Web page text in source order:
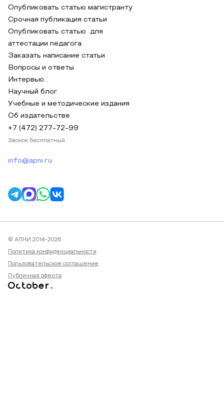
Опубликовать статью магистранту
Срочная публикация статьи
Опубликовать статью для
аттестации педагога
Заказать написание статьи
Вопросы и ответы
Интервью
Научный блог
Учебные и методические издания
Об издательстве
+7 (472) 277-72-99
Звонок бесплатный
info@apni.ru
© АПНИ 2014-2026
Политика конфиденциальности
Пользовательское соглашение
Публичная оферта